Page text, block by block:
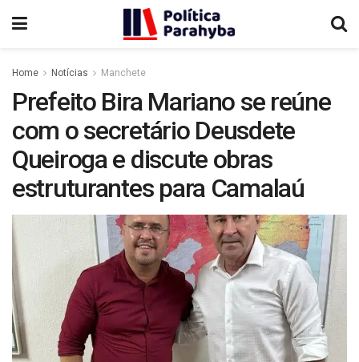
Home Notícias Manchete
Prefeito Bira Mariano se reúne
com o secretário Deusdete
Queiroga e discute obras
estruturantes para Camalaú